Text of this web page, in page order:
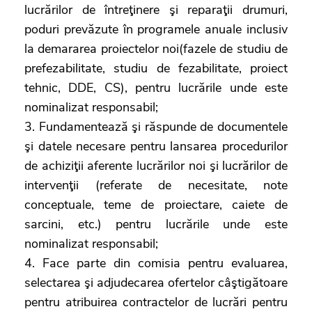
lucrărilor de întreţinere şi reparaţii drumuri,
poduri prevăzute în programele anuale inclusiv
la demararea proiectelor noi(fazele de studiu de
prefezabilitate, studiu de fezabilitate, proiect
tehnic, DDE, CS), pentru lucrările unde este
nominalizat responsabil;
3. Fundamentează şi răspunde de documentele
şi datele necesare pentru lansarea procedurilor
de achiziţii aferente lucrărilor noi şi lucrărilor de
intervenţii (referate de necesitate, note
conceptuale, teme de proiectare, caiete de
sarcini, etc.) pentru lucrările unde este
nominalizat responsabil;
4. Face parte din comisia pentru evaluarea,
selectarea şi adjudecarea ofertelor câştigătoare
pentru atribuirea contractelor de lucrări pentru